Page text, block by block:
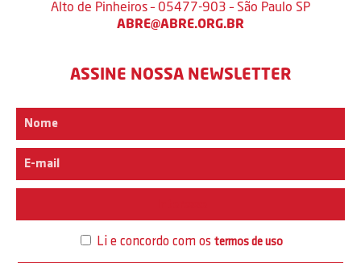
Alto de Pinheiros – 05477-903 – São Paulo SP
ABRE@ABRE.ORG.BR
ASSINE NOSSA NEWSLETTER
Li e concordo com os termos de uso